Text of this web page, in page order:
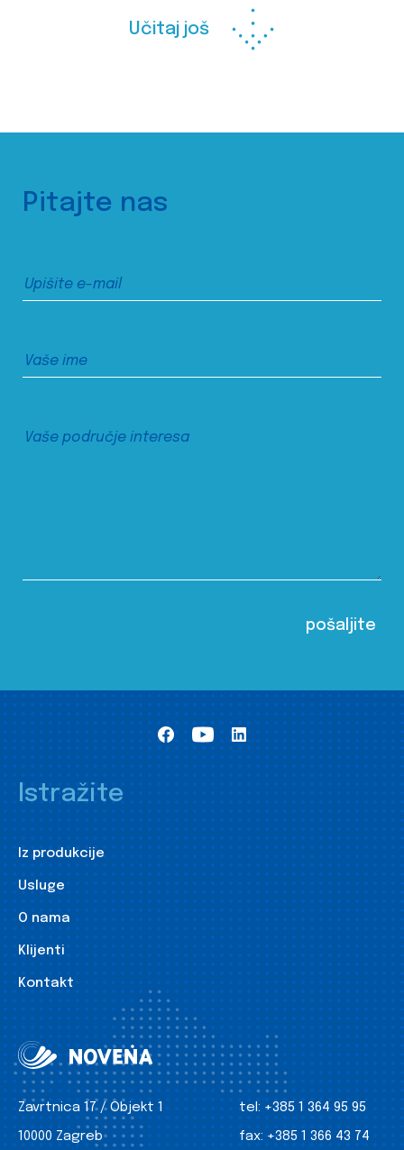
Učitaj još
Pitajte nas
Istražite
Iz produkcije
Usluge
O nama
Klijenti
Kontakt
Zavrtnica 17 / Objekt 1
10000 Zagreb
tel: +385 1 364 95 95
fax: +385 1 366 43 74